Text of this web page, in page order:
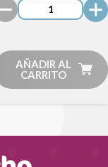
AÑADIR AL
CARRITO